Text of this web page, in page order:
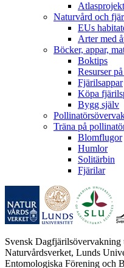
Atlasprojekt
Naturvård och
EUs
Arter med
Böcker, appar,
Boktips
Resurser
Fjärilsappar
Köpa
Bygg själv
Träna på
Blomflugor
Humlor
Solitärbin
Fjärilar
Svensk Dagfjärilsövervakning
Naturvårdsverket, Lunds
Entomologiska Förening och